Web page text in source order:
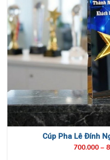
Cúp Pha Lê Đính
700.000 –